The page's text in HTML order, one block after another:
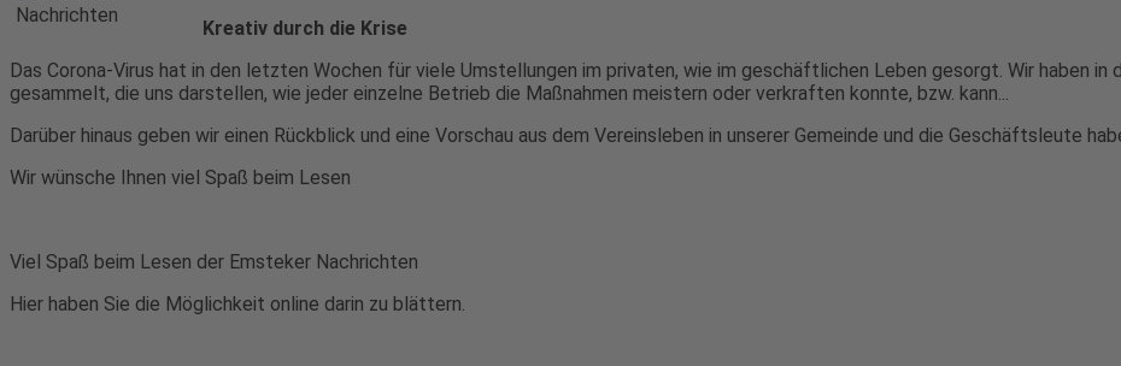
Kreativ durch die Krise
Das Corona-Virus hat in den letzten Wochen für viele Umstellungen im privaten, wie im geschäftlichen Leben gesorgt. Wir haben
gesammelt, die uns darstellen, wie jeder einzelne Betrieb die Maßnahmen meistern oder verkraften konnte, bzw. kann...
Darüber hinaus geben wir einen Rückblick und eine Vorschau aus dem Vereinsleben in unserer Gemeinde und die Geschäftsleute
Wir wünsche Ihnen viel Spaß beim Lesen
Viel Spaß beim Lesen der Emsteker Nachrichten
Hier haben Sie die Möglichkeit online darin zu blättern.